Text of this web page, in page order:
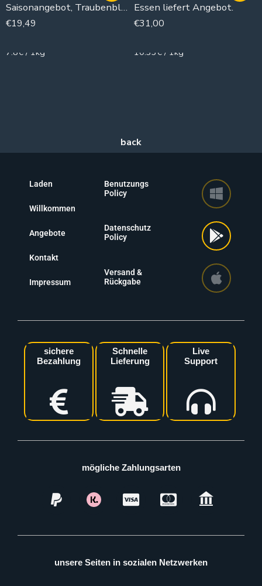
Saisonangebot, Traubenblätter Teller
€19,49
7.8€ / 1kg
Essen liefert Angebot.
€31,00
10.33€ / 1kg
Laden
Willkommen
Angebote
Kontakt
Impressum
Benutzungs
Policy
Datenschutz
Policy
Versand &
Rückgabe
sichere
Bezahlung
Schnelle
Lieferung
Live
Support
mögliche Zahlungsarten
unsere Seiten in sozialen Netzwerken